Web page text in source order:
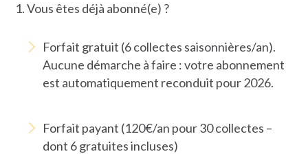
1. Vous êtes déjà abonné(e) ?
Forfait gratuit (6 collectes saisonnières/an).
Aucune démarche à faire : votre abonnement
est automatiquement reconduit pour 2026.
Forfait payant (120€/an pour 30 collectes –
dont 6 gratuites incluses)